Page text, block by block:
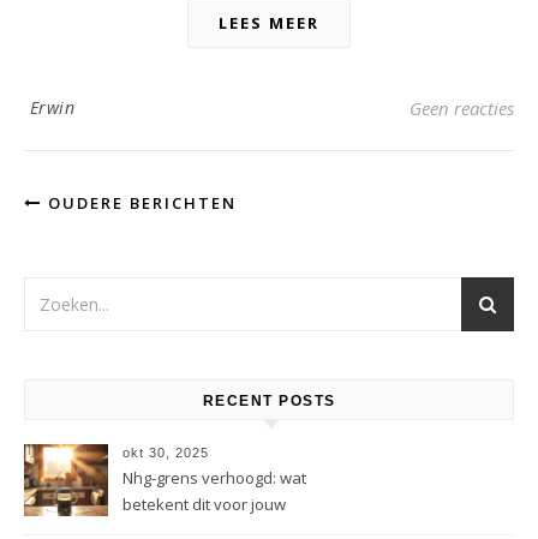
LEES MEER
Erwin Geen reacties
OUDERE BERICHTEN
RECENT POSTS
okt 30, 2025
Nhg-grens verhoogd: wat
betekent dit voor jouw